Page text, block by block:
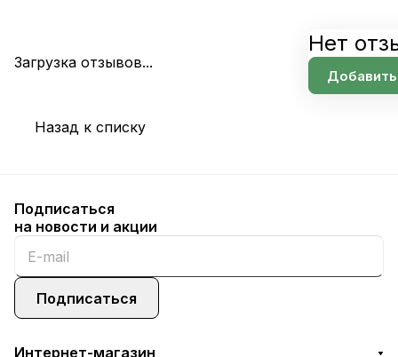
Загрузка отзывов...
Нет
Назад к списку
Подписаться
на новости и акции
Подписаться
Интернет-магазин